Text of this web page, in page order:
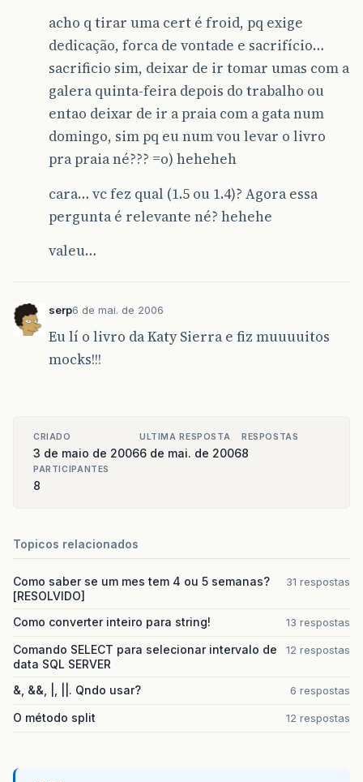
acho q tirar uma cert é froid, pq exige
dedicação, forca de vontade e sacrifício…
sacrificio sim, deixar de ir tomar umas com a
galera quinta-feira depois do trabalho ou
entao deixar de ir a praia com a gata num
domingo, sim pq eu num vou levar o livro
pra praia né??? =o) heheheh
cara… vc fez qual (1.5 ou 1.4)? Agora essa
pergunta é relevante né? hehehe
valeu…
serp6 de mai. de 2006
Eu lí o livro da Katy Sierra e fiz muuuuitos
mocks!!!
CRIADO
3 de maio de 2006
ULTIMA RESPOSTA
6 de mai. de 2006
RESPOSTAS
8
PARTICIPANTES
8
Topicos relacionados
Como saber se um mes tem 4 ou 5 semanas?
[RESOLVIDO]
31 respostas
Como converter inteiro para string! 13 respostas
Comando SELECT para selecionar intervalo de
data SQL SERVER
12 respostas
&, &&, |, ||. Qndo usar? 6 respostas
O método split 12 respostas